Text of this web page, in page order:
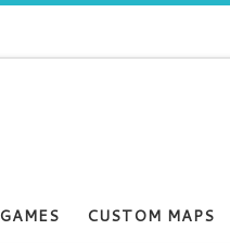
CUSTOM MAPS
GAMES